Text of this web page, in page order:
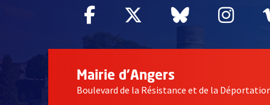
Facebook
, Ouvre une nouvelle
Twitter
, Ouvre une
Bluesky
, Ouvre
,
Mairie d'Angers
Boulevard de la Résistance et de la Déportation